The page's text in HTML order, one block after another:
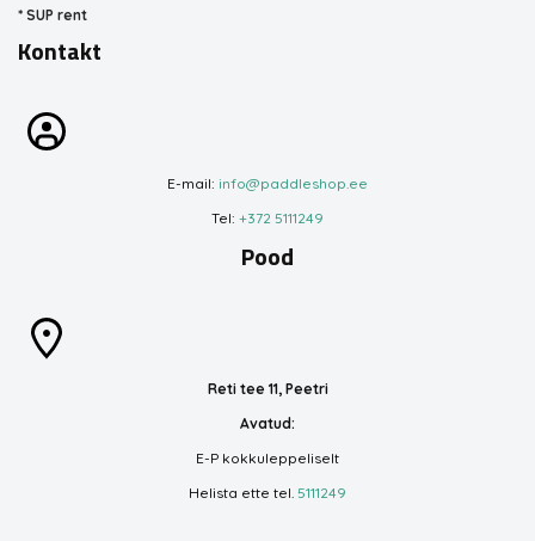
* SUP rent
Kontakt
E-mail: info@paddleshop.ee
Tel: +372 5111249
Pood
Reti tee 11, Peetri
Avatud:
E-P kokkuleppeliselt
Helista ette tel. 5111249